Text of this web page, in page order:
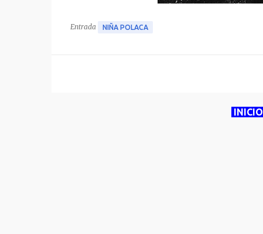
Entrada NIÑA POLACA
INICIO